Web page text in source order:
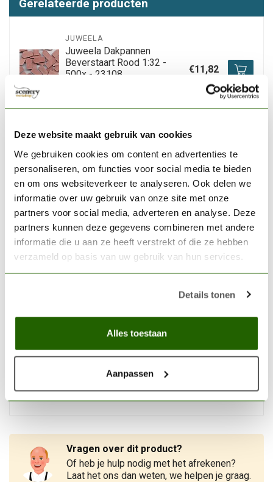
Deze website maakt gebruik van cookies
We gebruiken cookies om content en advertenties te
personaliseren, om functies voor social media te bieden
en om ons websiteverkeer te analyseren. Ook delen we
informatie over uw gebruik van onze site met onze
partners voor social media, adverteren en analyse. Deze
partners kunnen deze gegevens combineren met andere
informatie die u aan ze heeft verstrekt of die ze hebben
verzameld op basis van uw gebruik van hun services.
Details tonen
Alles toestaan
Aanpassen
Gerelateerde producten
JUWEELA
Juweela Dakpannen
Beverstaart Rood 1:32 -
500x - 23108
€11,82
JUWEELA
Juweela Dakpannen
Beverstaart Oud Rood 1:32
- 500x - 23118
Op voorraad
€11,82
WOODLAND SCENICS
Woodland Scenics Foliage
Light Green - 464cmÂ² -
WOODLAND SCENICS
Medium Green - 464cmÂ² -
Niet op voorraad
Vragen over dit product?
Of heb je hulp nodig met het afrekenen?
Laat het ons dan weten, we helpen je graag.